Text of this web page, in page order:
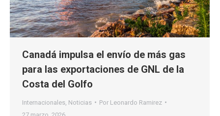
Canadá impulsa el envío de más gas
para las exportaciones de GNL de la
Costa del Golfo
Internacionales Noticias Por Leonardo Ramirez